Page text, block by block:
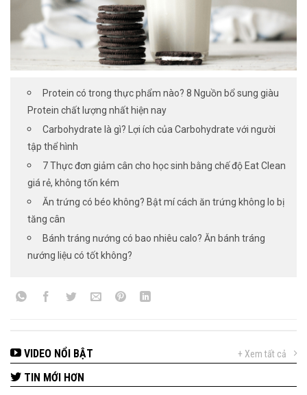
Protein có trong thực phẩm nào? 8 Nguồn bổ sung giàu
Protein chất lượng nhất hiện nay
Carbohydrate là gì? Lợi ích của Carbohydrate với người
tập thể hình
7 Thực đơn giảm cân cho học sinh bằng chế độ Eat Clean
giá rẻ, không tốn kém
Ăn trứng có béo không? Bật mí cách ăn trứng không lo bị
tăng cân
Bánh tráng nướng có bao nhiêu calo? Ăn bánh tráng
nướng liệu có tốt không?
VIDEO NỔI BẬT + Xem tất cả
TIN MỚI HƠN